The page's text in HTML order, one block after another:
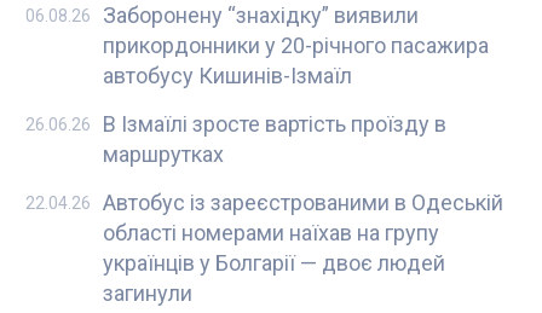
Заборонену “знахідку” виявили
прикордонники у 20-річного пасажира
автобусу Кишинів-Ізмаїл
06.08.26
В Ізмаїлі зросте вартість проїзду в
маршрутках
26.06.26
Автобус із зареєстрованими в Одеській
області номерами наїхав на групу
українців у Болгарії — двоє людей
загинули
22.04.26